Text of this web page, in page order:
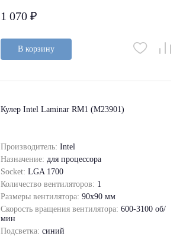
1 070 ₽
В корзину
Кулер Intel Laminar RM1 (M23901)
Производитель: Intel
Назначение: для процессора
Socket: LGA 1700
Количество вентиляторов: 1
Размеры вентилятора: 90x90 мм
Скорость вращения вентилятора: 600-3100 об/
мин
Подсветка: синий